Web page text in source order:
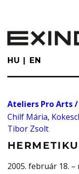
main
content
HU EN
Ateliers Pro Arts /
Chilf Mária,
Tibor Zsolt
2005. február 18. –